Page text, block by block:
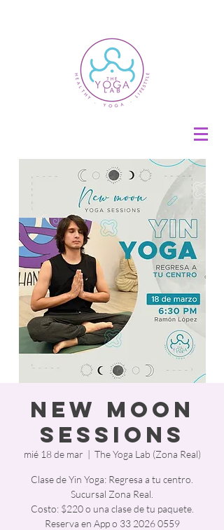
New Moon
Sessions
mié 18 de mar
  |
The Yoga Lab (Zona Real)
Clase de Yin Yoga: Regresa a tu centro.
Sucursal Zona Real.
Costo: $220 o una clase de tu paquete.
Reserva en App o 33 2026 0559